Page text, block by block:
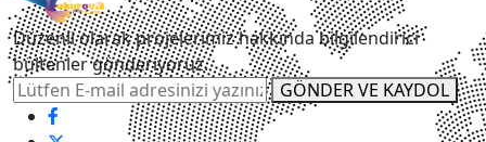
Düzenli olarak projelerimiz hakkında bilgilendirici
bültenler gönderiyoruz.
GÖNDER VE KAYDOL